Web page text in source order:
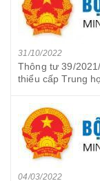
31/10/2022
Thông tư 39/
thiểu cấp Trung
04/03/2022